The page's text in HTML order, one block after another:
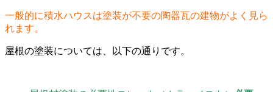
一般的に積水ハウスは塗装が不要の陶器瓦の建物がよく見ら
れます。
屋根の塗装については、以下の通りです。